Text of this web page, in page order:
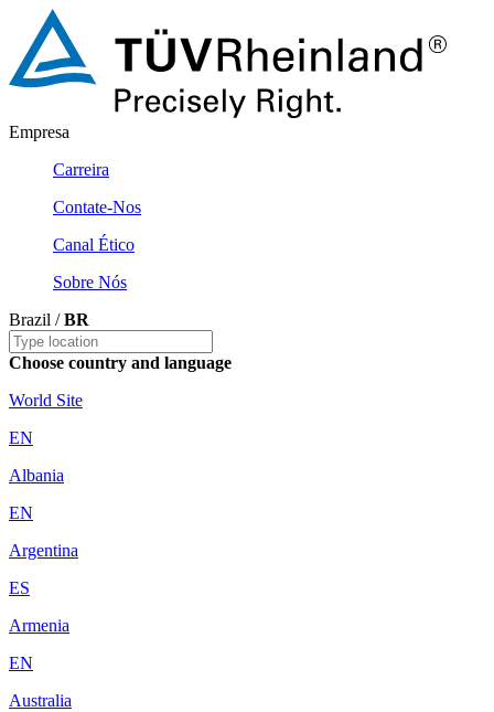
Empresa
Carreira
Contate-Nos
Canal Ético
Sobre Nós
Brazil /BR
Choose country and language
World Site
EN
Albania
EN
Argentina
ES
Armenia
EN
Australia